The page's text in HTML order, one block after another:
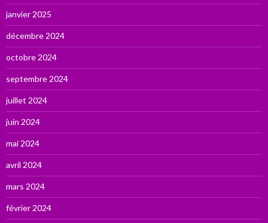
janvier 2025
décembre 2024
octobre 2024
septembre 2024
juillet 2024
juin 2024
mai 2024
avril 2024
mars 2024
février 2024